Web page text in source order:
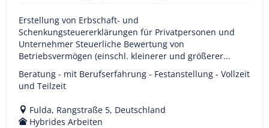
Erstellung von Erbschaft- und
Schenkungsteuererklärungen für Privatpersonen und
Unternehmer Steuerliche Bewertung von
Betriebsvermögen (einschl. kleinerer und größerer...
Beratung - mit Berufserfahrung - Festanstellung - Vollzeit
und Teilzeit
Fulda, Rangstraße 5, Deutschland
Hybrides Arbeiten